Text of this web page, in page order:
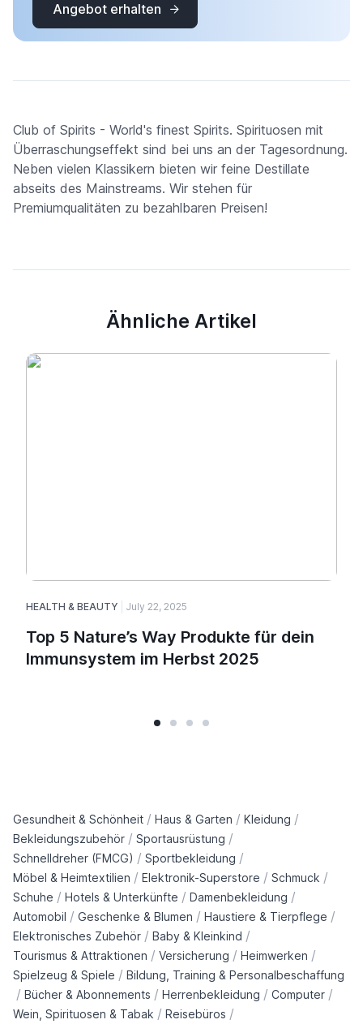
Angebot erhalten
Club of Spirits - World's finest Spirits. Spirituosen mit
Überraschungseffekt sind bei uns an der Tagesordnung.
Neben vielen Klassikern bieten wir feine Destillate
abseits des Mainstreams. Wir stehen für
Premiumqualitäten zu bezahlbaren Preisen!
Ähnliche Artikel
HEALTH & BEAUTY July 22, 2025
Top 5 Nature’s Way Produkte für dein
Immunsystem im Herbst 2025
Gesundheit & Schönheit / Haus & Garten / Kleidung /
Bekleidungszubehör / Sportausrüstung /
Schnelldreher (FMCG) / Sportbekleidung /
Möbel & Heimtextilien / Elektronik-Superstore / Schmuck /
Schuhe / Hotels & Unterkünfte / Damenbekleidung /
Automobil / Geschenke & Blumen / Haustiere & Tierpflege /
Elektronisches Zubehör / Baby & Kleinkind /
Tourismus & Attraktionen / Versicherung / Heimwerken /
Spielzeug & Spiele / Bildung, Training & Personalbeschaffung
/ Bücher & Abonnements / Herrenbekleidung / Computer /
Wein, Spirituosen & Tabak / Reisebüros /